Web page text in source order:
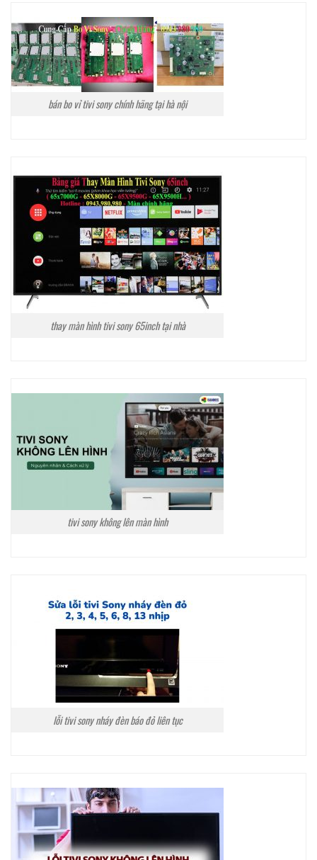
bán bo vỉ tivi sony chính hãng tại hà nội
thay màn hình tivi sony 65inch tại nhà
tivi sony không lên màn hình
lỗi tivi sony nháy đèn báo đỏ liên tục